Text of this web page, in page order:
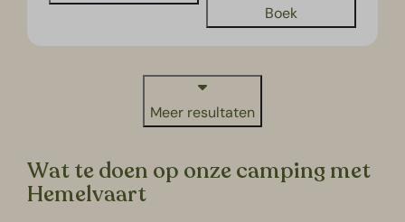
Boek
Meer resultaten
Wat te doen op onze camping met
Hemelvaart